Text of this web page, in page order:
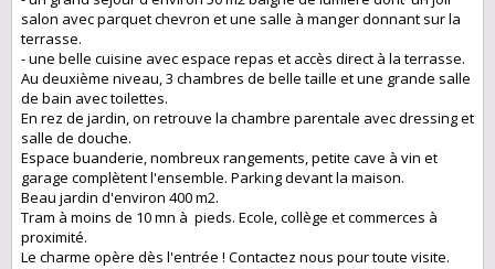
salon avec parquet chevron et une salle à manger donnant sur la
terrasse.
- une belle cuisine avec espace repas et accès direct à la terrasse.
Au deuxième niveau, 3 chambres de belle taille et une grande salle
de bain avec toilettes.
En rez de jardin, on retrouve la chambre parentale avec dressing et
salle de douche.
Espace buanderie, nombreux rangements, petite cave à vin et
garage complètent l'ensemble. Parking devant la maison.
Beau jardin d'environ 400 m2.
Tram à moins de 10 mn à pieds. Ecole, collège et commerces à
proximité.
Le charme opère dès l'entrée ! Contactez nous pour toute visite.